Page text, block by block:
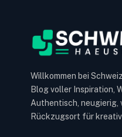
Willkommen bei
Blog voller Inspiration,
Authentisch, neugierig,
Rückzugsort für